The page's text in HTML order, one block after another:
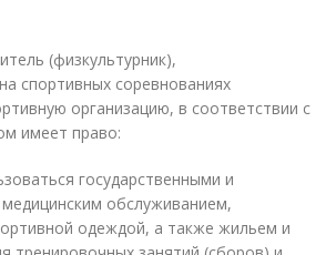
(физкультурник),
спортивных соревнованиях
организацию, в соответствии с
имеет право:
государственными и
обслуживанием,
одеждой, а также жильем и